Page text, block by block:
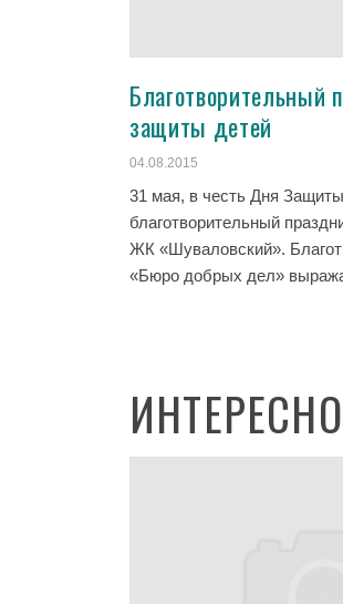
Благотворительный
защиты детей
04.08.2015
31 мая, в честь Дня
благотворительный
ЖК «Шуваловский».
«Бюро добрых дел»